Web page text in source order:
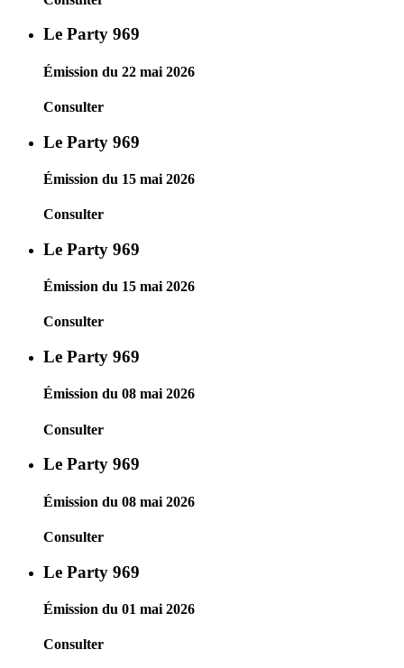
Le Party 969
Émission du 22 mai 2026
Consulter
Le Party 969
Émission du 15 mai 2026
Consulter
Le Party 969
Émission du 15 mai 2026
Consulter
Le Party 969
Émission du 08 mai 2026
Consulter
Le Party 969
Émission du 08 mai 2026
Consulter
Le Party 969
Émission du 01 mai 2026
Consulter